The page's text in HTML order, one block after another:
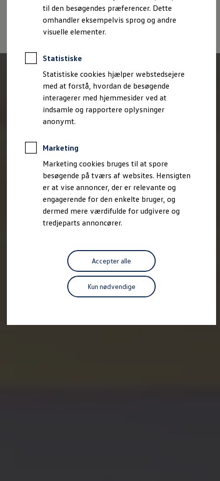
til den besøgendes præferencer. Dette
omhandler eksempelvis sprog og andre
visuelle elementer.
Statistiske
Statistiske cookies hjælper webstedsejere
med at forstå, hvordan de besøgende
interagerer med hjemmesider ved at
indsamle og rapportere oplysninger
anonymt.
Marketing
Marketing cookies bruges til at spore
besøgende på tværs af websites. Hensigten
er at vise annoncer, der er relevante og
engagerende for den enkelte bruger, og
dermed mere værdifulde for udgivere og
tredjeparts annoncører.
Accepter alle
Kun nødvendige
Online Privatleasing
Finansiering og forsikring
Volkswagen Forsikring
Volkswagen Finansiering
Ejere og services
Book tid på værkstedet
Service
Serviceabonnementer
Service 5+
Service på elbiler
Prismatch
Fordele ved autoriseret værksted
Brugbar information
Servicefordele
Digitale ekstrafunktioner
Se tjenesterne til din model
Volkswagen-apps, login og shop
Forbind mobiltelefonen med bilen
Opdateringer til software, kort og radio
Fleet Interface Data
MinVolkswagen
Digital instruktionsbog
Tilbehør
Fordele ved at vælge autoriseret værksted til din
Om Volkswagen
Nyheder
Tilmeld nyhedsbrev
Pressemeddelser
Kalenderbillede